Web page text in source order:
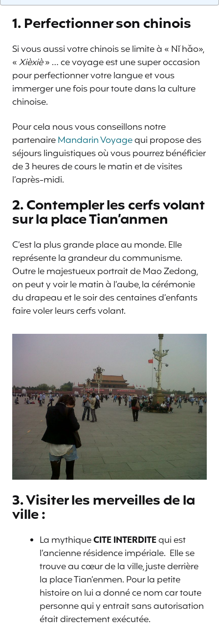
1. Perfectionner son chinois
Si vous aussi votre chinois se limite à « Nǐ hǎo»,
«Xièxiè» … ce voyage est une super occasion
pour perfectionner votre langue et vous
immerger une fois pour toute dans la culture
chinoise.
Pour cela nous vous conseillons notre
partenaireMandarin Voyagequi propose des
séjours linguistiques où vous pourrez bénéficier
de 3 heures de cours le matin et de visites
l’après-midi.
2. Contempler les cerfs volant
sur la place Tian’anmen
C’est la plus grande place au monde. Elle
représente la grandeur du communisme.
Outre le majestueux portrait de Mao Zedong,
on peut y voir le matin à l’aube, la cérémonie
du drapeau et le soir des centaines d’enfants
faire voler leurs cerfs volant.
3. Visiter les merveilles de la
ville :
La mythiqueCITE INTERDITEqui est
l’ancienne résidence impériale. Elle se
trouve au cœur de la ville, juste derrière
la place Tian’enmen. Pour la petite
histoire on lui a donné ce nom car toute
personne qui y entrait sans autorisation
était directement exécutée.